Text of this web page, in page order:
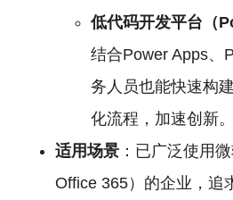
低代码开发平台（
结合Power Apps、
务人员也能快速构
化流程，加速创新。
适用场景 ：已广泛使用
Office 365）的企业，追